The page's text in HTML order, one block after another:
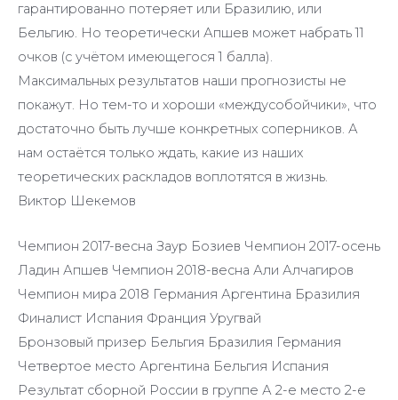
гарантированно потеряет или Бразилию, или
Бельгию. Но теоретически Апшев может набрать 11
очков (с учётом имеющегося 1 балла).
Максимальных результатов наши прогнозисты не
покажут. Но тем-то и хороши «междусобойчики», что
достаточно быть лучше конкретных соперников. А
нам остаётся только ждать, какие из наших
теоретических раскладов воплотятся в жизнь.
Виктор Шекемов
Чемпион 2017-весна Заур Бозиев Чемпион 2017-осень
Ладин Апшев Чемпион 2018-весна Али Алчагиров
Чемпион мира 2018 Германия Аргентина Бразилия
Финалист Испания Франция Уругвай
Бронзовый призер Бельгия Бразилия Германия
Четвертое место Аргентина Бельгия Испания
Результат сборной России в группе А 2-е место 2-е